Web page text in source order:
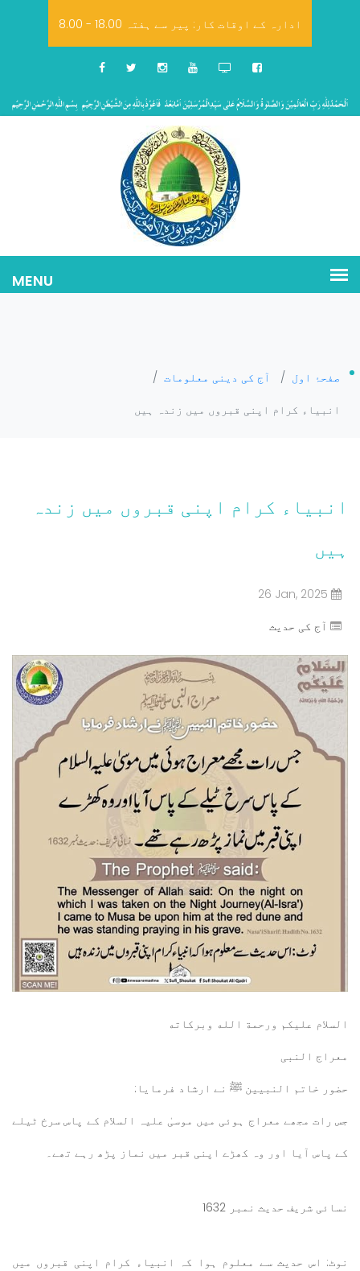
8.00 - 18.00 ادارہ کے اوقات کار: پیر سے ہفتہ
صفحۂ اول / آج کی دینی معلومات /
انبیاء کرام اپنی قبروں میں زندہ ہیں
انبیاء کرام اپنی قبروں میں زندہ
ہیں
26 Jan, 2025
آج کی حدیث
السلام عليكم ورحمة الله وبركاته
معراج النبی
حضور خاتم النبیین ﷺ نے ارشاد فرمایا:
جس رات مجھے معراج ہوئی میں موسیٰ علیہ السلام کے پاس سرخ ٹیلے
کے پاس آیا اور وہ کھڑے اپنی قبر میں نماز پڑھ رہے تھے۔
نسائی شریف حدیث نمبر 1632
نوٹ: اس حدیث سے معلوم ہوا کہ انبیاء کرام اپنی قبروں میں